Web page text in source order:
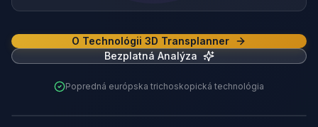
O Technológii 3D Transplanner
Bezplatná Analýza
Popredná európska trichoskopická technológia